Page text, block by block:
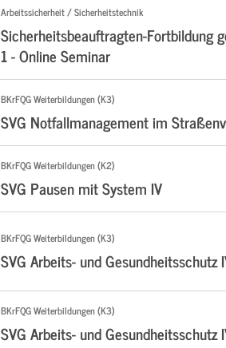
Arbeitssicherheit / Sicherheitstechnik
Sicherheitsbeauftragten-Fortbildung
1 - Online Seminar
BKrFQG Weiterbildungen (K3)
SVG Notfallmanagement im
BKrFQG Weiterbildungen (K2)
SVG Pausen mit System IV
BKrFQG Weiterbildungen (K3)
SVG Arbeits- und Gesundheitsschutz
BKrFQG Weiterbildungen (K3)
SVG Arbeits- und Gesundheitsschutz